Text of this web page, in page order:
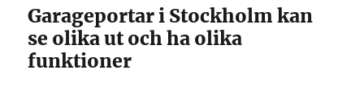
Garageportar i Stockholm kan
se olika ut och ha olika
funktioner